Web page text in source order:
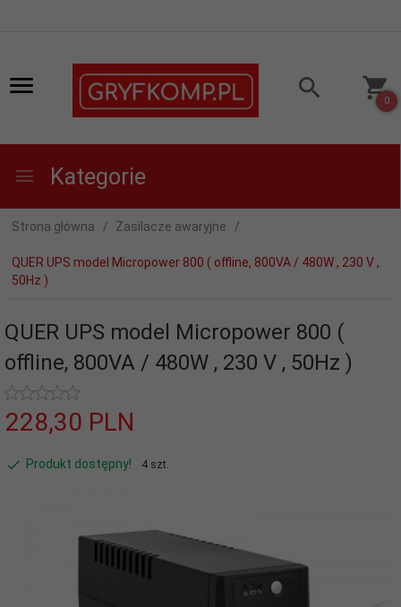
0
Kategorie
Strona główna Zasilacze awaryjne
QUER UPS model Micropower 800 ( offline, 800VA / 480W , 230 V ,
50Hz )
QUER UPS model Micropower 800 (
offline, 800VA / 480W , 230 V , 50Hz )
228,30 PLN
Produkt dostępny! 4 szt.